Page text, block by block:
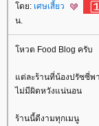
ดย: เศษเสี้ยว
น.
หวต Food Blog ครับ
ต่ละร้านที่น้องปรัซซี่พ
ไม่มีผิดหวังแน่นอน
ร้านนี้ดีงามทุกเมนู